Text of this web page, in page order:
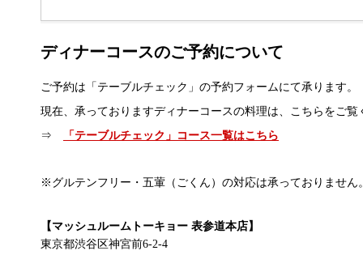
ディナーコースのご予約について
ご予約は「テーブルチェック」の予約フォームにて承ります。
現在、承っておりますディナーコースの料理は、こちらをご覧
⇒
「テーブルチェック」コース一覧はこちら
※グルテンフリー・五葷（ごくん）の対応は承っておりません
【マッシュルームトーキョー 表参道本店】
東京都渋谷区神宮前6-2-4